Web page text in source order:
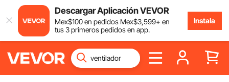
Descargar Aplicación VEVOR
Mex$100en pedidos Mex$3,599+ en
tus 3 primeros pedidos en app.
Instala